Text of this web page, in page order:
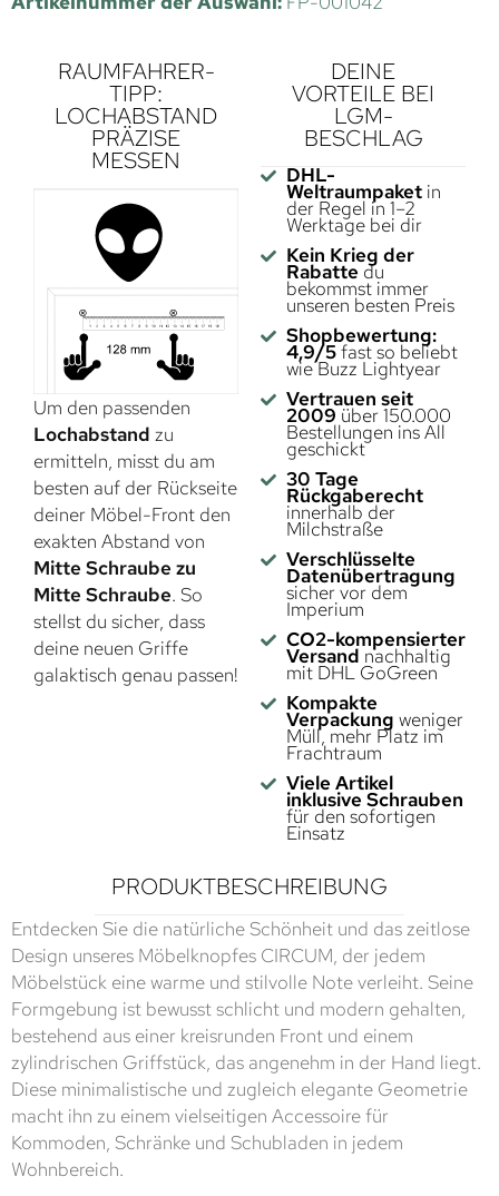
RAUMFAHRER-
TIPP:
LOCHABSTAND
PRÄZISE
MESSEN
Um den passenden
Lochabstand zu
ermitteln, misst du am
besten auf der Rückseite
deiner Möbel-Front den
exakten Abstand von
Mitte Schraube zu
Mitte Schraube. So
stellst du sicher, dass
deine neuen Griffe
galaktisch genau passen!
DEINE
VORTEILE BEI
LGM-
BESCHLAG
DHL-
Weltraumpaketin
der Regel in 1–2
Werktage bei dir
Kein Krieg der
Rabatte du
bekommst immer
unseren besten Preis
Shopbewertung:
4,9/5fast so beliebt
wie Buzz Lightyear
Vertrauen seit
2009 über 150.000
Bestellungen ins All
geschickt
30 Tage
Rückgaberecht
innerhalb der
Milchstraße
Verschlüsselte
Datenübertragung
sicher vor dem
Imperium
CO2-kompensierter
Versand nachhaltig
mit DHL GoGreen
Kompakte
Verpackung weniger
Müll, mehr Platz im
Frachtraum
Viele Artikel
inklusive Schrauben
für den sofortigen
Einsatz
PRODUKTBESCHREIBUNG
Entdecken Sie die natürliche Schönheit und das zeitlose
Design unseres Möbelknopfes CIRCUM, der jedem
Möbelstück eine warme und stilvolle Note verleiht. Seine
Formgebung ist bewusst schlicht und modern gehalten,
bestehend aus einer kreisrunden Front und einem
zylindrischen Griffstück, das angenehm in der Hand liegt.
Diese minimalistische und zugleich elegante Geometrie
macht ihn zu einem vielseitigen Accessoire für
Kommoden, Schränke und Schubladen in jedem
Wohnbereich.